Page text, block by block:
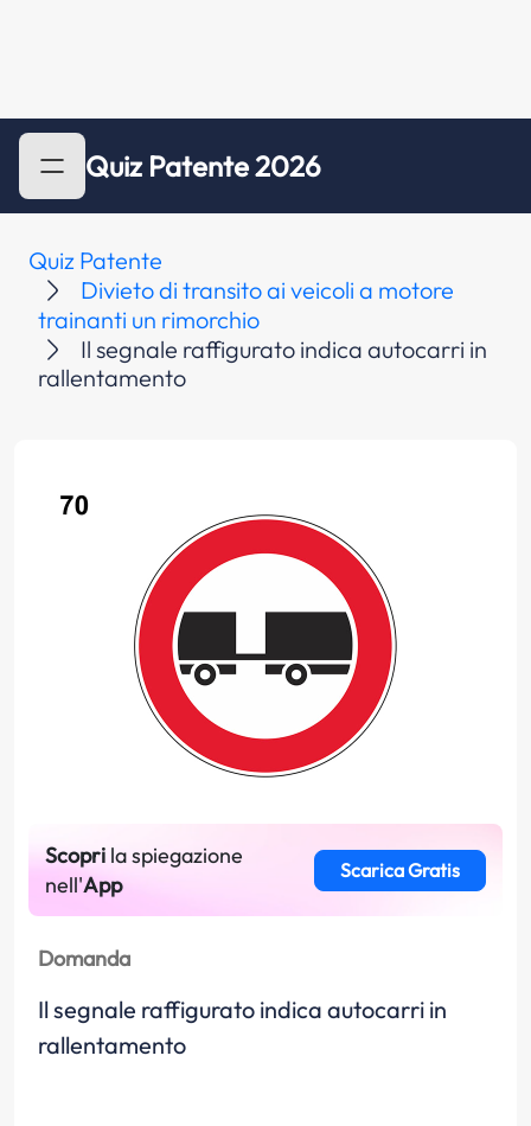
Quiz Patente 2026
Quiz Patente
Divieto di transito ai veicoli a motore
trainanti un rimorchio
Il segnale raffigurato indica autocarri in
rallentamento
Scopri la spiegazione
nell'App
Scarica Gratis
Domanda
Il segnale raffigurato indica autocarri in
rallentamento